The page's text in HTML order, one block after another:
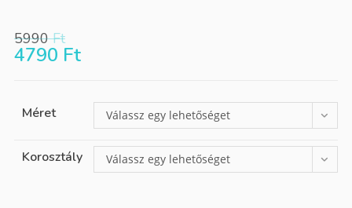
5990Ft
4790 Ft
Méret Válassz egy lehetőséget
Korosztály Válassz egy lehetőséget